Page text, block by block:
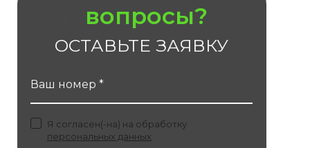
вопросы?
Ваш номер *
Я согласен(-на) на обработку
персональных данных
ОСТАВЬТЕ ЗАЯВКУ